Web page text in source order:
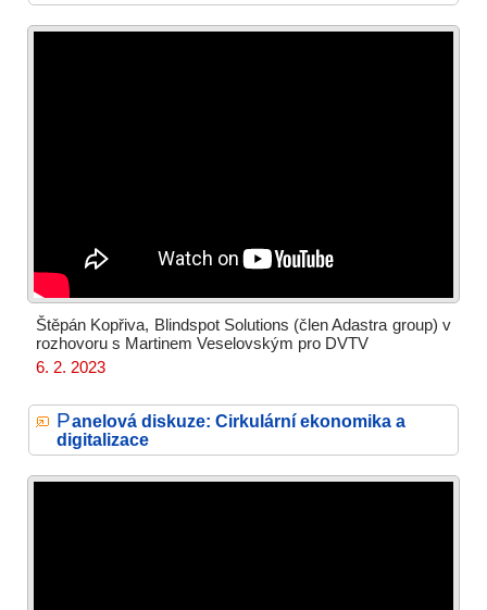
Štěpán Kopřiva, Blindspot Solutions (člen Adastra group) v
rozhovoru s Martinem Veselovským pro DVTV
6. 2. 2023
Panelová diskuze: Cirkulární ekonomika a
digitalizace